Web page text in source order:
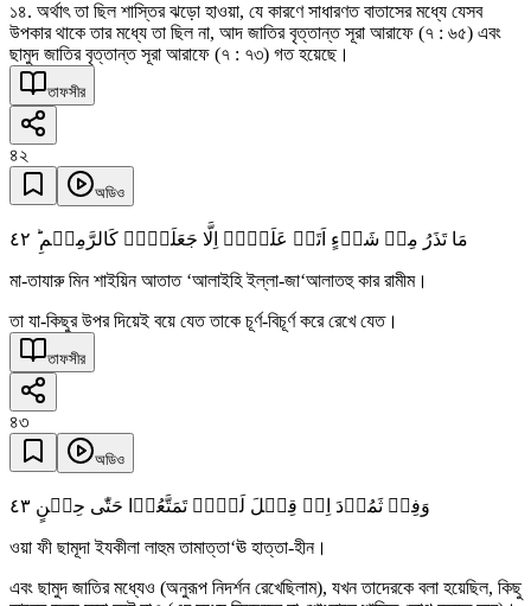
১৪. অর্থাৎ তা ছিল শাস্তির ঝড়ো হাওয়া, যে কারণে সাধারণত বাতাসের মধ্যে যেসব
উপকার থাকে তার মধ্যে তা ছিল না, আদ জাতির বৃত্তান্ত সূরা আরাফে (৭ : ৬৫) এবং
ছামুদ জাতির বৃত্তান্ত সূরা আরাফে (৭ : ৭৩) গত হয়েছে।
তাফসীর
৪২
অডিও
مَا تَذَرُ مِنۡ شَیۡءٍ اَتَتۡ عَلَیۡہِ اِلَّا جَعَلَتۡہُ کَالرَّمِیۡمِ ؕ ٤٢
মা-তাযারু মিন শাইয়িন আতাত ‘আলাইহি ইল্লা-জা‘আলাতহু কার রামীম।
তা যা-কিছুর উপর দিয়েই বয়ে যেত তাকে চূর্ণ-বিচূর্ণ করে রেখে যেত।
তাফসীর
৪৩
অডিও
وَفِیۡ ثَمُوۡدَ اِذۡ قِیۡلَ لَہُمۡ تَمَتَّعُوۡا حَتّٰی حِیۡنٍ ٤٣
ওয়া ফী ছামূদা ইযকীলা লাহুম তামাত্তা‘ঊ হাত্তা-হীন।
এবং ছামুদ জাতির মধ্যেও (অনুরূপ নিদর্শন রেখেছিলাম), যখন তাদেরকে বলা হয়েছিল, কিছু